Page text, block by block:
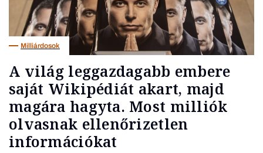
Milliárdosok
A világ leggazdagabb embere
saját Wikipédiát akart, majd
magára hagyta. Most milliók
olvasnak ellenőrizetlen
információkat